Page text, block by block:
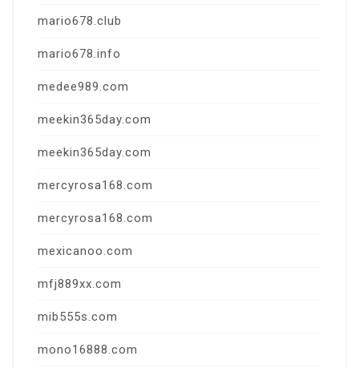
mario678.club
mario678.info
medee989.com
meekin365day.com
meekin365day.com
mercyrosa168.com
mercyrosa168.com
mexicanoo.com
mfj889xx.com
mib555s.com
mono16888.com